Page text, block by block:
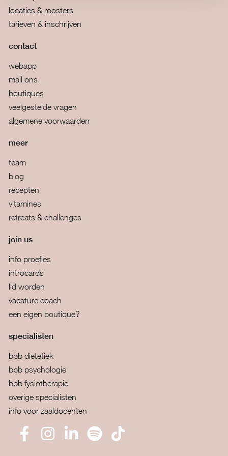
locaties & roosters
tarieven & inschrijven
contact
webapp
mail ons
boutiques
veelgestelde vragen
algemene voorwaarden
meer
team
blog
recepten
vitamines
retreats & challenges
join us
info proefles
introcards
lid worden
vacature coach
een eigen boutique?
specialisten
bbb dietetiek
bbb psychologie
bbb fysiotherapie
overige specialisten
info voor zaaldocenten